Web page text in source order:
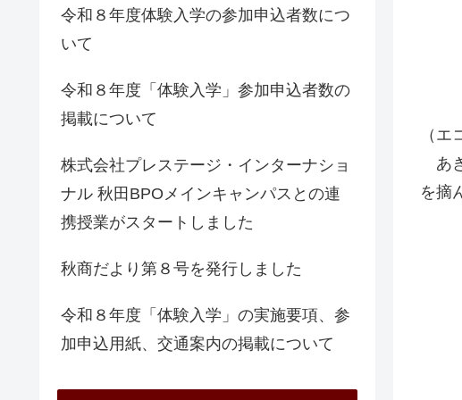
（エ
あ
を摘
令和８年度体験入学の参加申込者数につ
いて
令和８年度「体験入学」参加申込者数の
掲載について
株式会社プレステージ・インターナショ
ナル 秋田BPOメインキャンパスとの連
携授業がスタートしました
秋商だより第８号を発行しました
令和８年度「体験入学」の実施要項、参
加申込用紙、交通案内の掲載について